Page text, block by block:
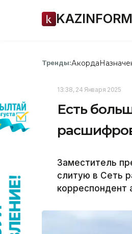
KAZINFORM
Тренды:Акорда
13:38, 24 Января 2025
Есть
Заместитель
слитую в Сеть
корреспондент